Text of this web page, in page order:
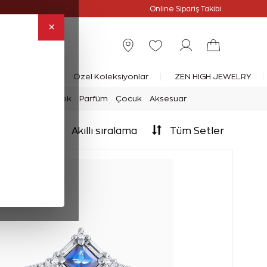
×
Online Sipariş Takibi
Yüzük Özel Koleksiyonlar ZEN HIGH JEWELRY
Erkek Parfüm Çocuk Aksesuar
Akıllı sıralama Tüm Setler